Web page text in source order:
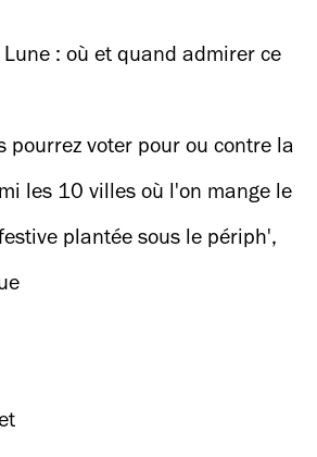
: où et quand admirer ce
Paris
pourrez voter pour ou contre la
rues piétonnes
les 10 villes où l'on mange le
Time Out
plantée sous le périph',
4 avec plus de 100 noms